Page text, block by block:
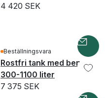
4 420 SEK
Beställningsvara
Rostfri tank med ben,
300-1100 liter
7 375 SEK